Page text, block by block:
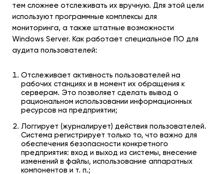
тем сложнее отслеживать их вручную. Для этой цели
используют программные комплексы для
мониторинга, а также штатные возможности
Windows Server. Как работает специальное ПО для
аудита пользователей:
Отслеживает активность пользователей на
рабочих станциях и в момент их обращения к
серверам. Это позволяет сделать вывод о
рациональном использовании информационных
ресурсов на предприятии;
Логгирует (журналирует) действия пользователей.
Система регистрирует только то, что важно для
обеспечения безопасности конкретного
предприятия: вход и выход из системы, внесение
изменений в файлы, использование аппаратных
компонентов и т. п.;